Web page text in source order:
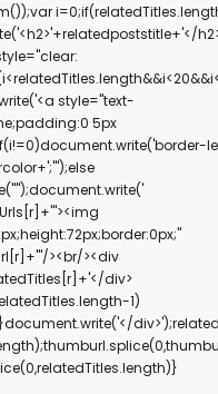
style="text-
5px
><br/><div
div>
1)